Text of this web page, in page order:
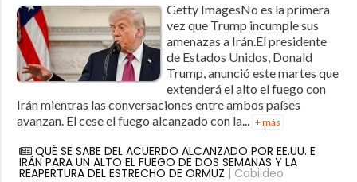
Getty ImagesNo es la primera
vez que Trump incumple sus
amenazas a Irán.El presidente
de Estados Unidos, Donald
Trump, anunció este martes que
extenderá el alto el fuego con
Irán mientras las conversaciones entre ambos países
avanzan. El cese el fuego alcanzado con la... + más
QUÉ SE SABE DEL ACUERDO ALCANZADO POR EE.UU. E
IRÁN PARA UN ALTO EL FUEGO DE DOS SEMANAS Y LA
REAPERTURA DEL ESTRECHO DE ORMUZ | Cabildeo